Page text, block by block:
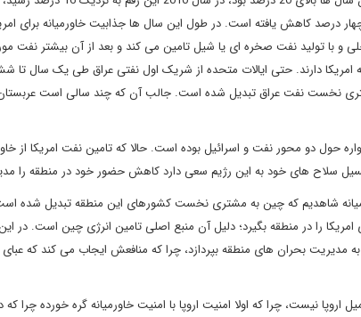
چهار درصد کاهش یافته است. در طول این سال ها جذابیت خاورمیانه برای
و با تولید نفت صخره ای یا شیل تامین می کند و بعد از آن بیشتر نفت
دارند. حتی ایالات متحده از شریک اول نفتی عراق طی یک سال تا
نخست نفت عراق تبدیل شده است. جالب آن که چند سالی است عربستان
حول دو محور نفت و اسرائیل بوده است. حالا که تامین نفت امریکا از
سلاح های خود به این رژیم سعی دارد کاهش حضور خود در منطقه را
شاهدیم که چین به مشتری نخست کشورهای این منطقه تبدیل شده
امریکا را در منطقه بگیرد؛ دلیل آن منبع اصلی تامین انرژی چین است.
مدیریت بحران های منطقه بپردازد، چرا که منافعش ایجاب می کند که عبای
اروپا نیست، چرا که اولا امنیت اروپا با امنیت خاورمیانه گره خورده چرا